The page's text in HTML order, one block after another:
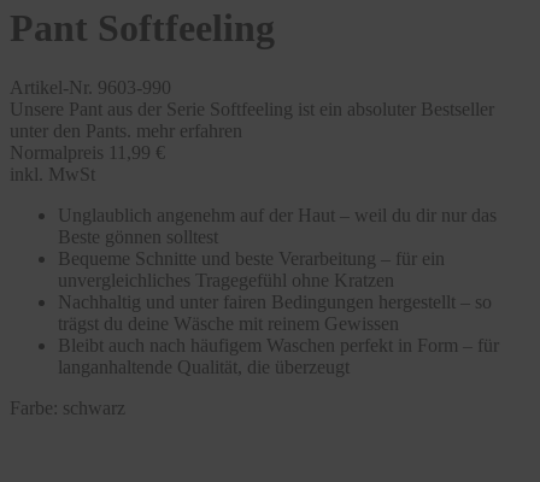
Pant Softfeeling
Artikel-Nr. 9603-990
Unsere Pant aus der Serie Softfeeling ist ein absoluter Bestseller
unter den Pants. mehr erfahren
Normalpreis 11,99 €
inkl. MwSt
Unglaublich angenehm auf der Haut – weil du dir nur das
Beste gönnen solltest
Bequeme Schnitte und beste Verarbeitung – für ein
unvergleichliches Tragegefühl ohne Kratzen
Nachhaltig und unter fairen Bedingungen hergestellt – so
trägst du deine Wäsche mit reinem Gewissen
Bleibt auch nach häufigem Waschen perfekt in Form – für
langanhaltende Qualität, die überzeugt
Farbe: schwarz